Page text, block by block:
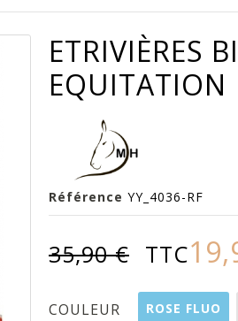
ETRIVIÈRES
EQUITATION
Référence YY_4036-RF
35,90 € TTC
COULEUR ROSE FLUO